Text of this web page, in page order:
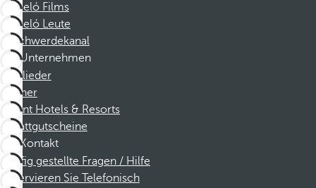
Barceló Films
Barceló Leute
Beschwerdekanal
Unternehmen
Mitglieder
Partner
Dorint Hotels & Resorts
Rabattgutscheine
Kontakt
Häufig gestellte Fragen / Hilfe
Reservieren Sie Telefonisch